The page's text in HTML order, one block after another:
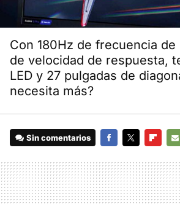
Con 180Hz de frecuencia
de velocidad de respuesta,
LED y 27 pulgadas de
necesita más?
Sin comentarios